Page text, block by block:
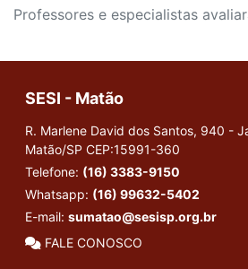
SESI - Matão
R. Marlene David dos Santos, 940 -
Matão/SP CEP:15991-360
Telefone: (16) 3383-9150
Whatsapp: (16) 99632-5402
E-mail: sumatao@sesisp.org.br
FALE CONOSCO